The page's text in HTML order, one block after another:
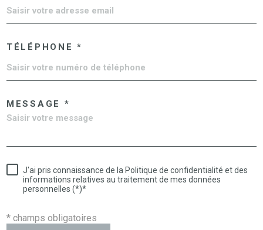
TÉLÉPHONE *
MESSAGE *
J'ai pris connaissance de la Politique de confidentialité et des
informations relatives au traitement de mes données
personnelles (*)*
* champs obligatoires